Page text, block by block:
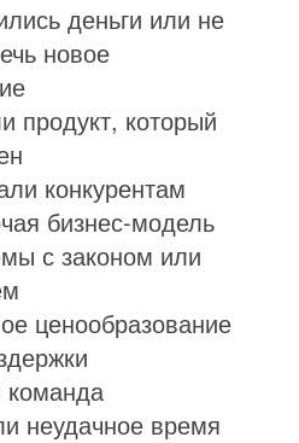
деньги или не
новое
продукт, который
конкурентам
бизнес-модель
с законом или
ценообразование
неудачное время